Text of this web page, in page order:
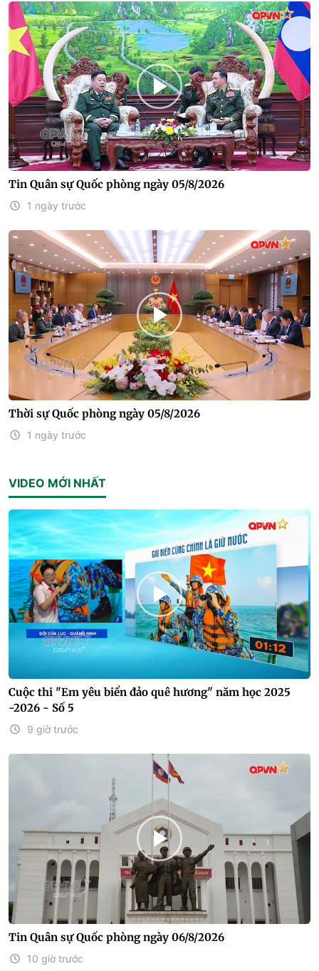
Tin Quân sự Quốc phòng ngày 05/8/2026
1 ngày trước
Thời sự Quốc phòng ngày 05/8/2026
1 ngày trước
VIDEO MỚI NHẤT
Cuộc thi "Em yêu biển đảo quê hương" năm học 2025
-2026 - Số 5
9 giờ trước
Tin Quân sự Quốc phòng ngày 06/8/2026
10 giờ trước